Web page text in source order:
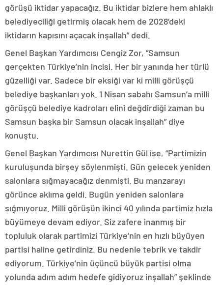
görüşü iktidar yapacağız. Bu iktidar bizlere hem ahlaklı
belediyeciliği getirmiş olacak hem de 2028’deki
iktidarın kapısını açacak inşallah” dedi.
Genel Başkan Yardımcısı Cengiz Zor, “Samsun
gerçekten Türkiye’nin incisi. Her bir yanında her türlü
güzelliği var. Sadece bir eksiği var ki milli görüşçü
belediye başkanları yok. 1 Nisan sabahı Samsun’a milli
görüşçü belediye kadroları elini değdirdiği zaman bu
Samsun başka bir Samsun olacak inşallah” diye
konuştu.
Genel Başkan Yardımcısı Nurettin Gül ise, “Partimizin
kuruluşunda birşey söylenmişti. Gün gelecek yeniden
salonlara sığmayacağız denmişti. Bu manzarayı
görünce aklıma geldi. Bugün yeniden salonlara
sığmıyoruz. Milli görüşün ikinci 40 yılında partimiz hızla
büyümeye devam ediyor. Siz zafere inanmış bir
topluluk olarak partimizi Türkiye’nin en hızlı büyüyen
partisi haline getirdiniz. Bu nedenle tebrik ve takdir
ediyorum. Türkiye’nin üçüncü büyük partisi olma
yolunda adım adım hedefe gidiyoruz inşallah” şeklinde